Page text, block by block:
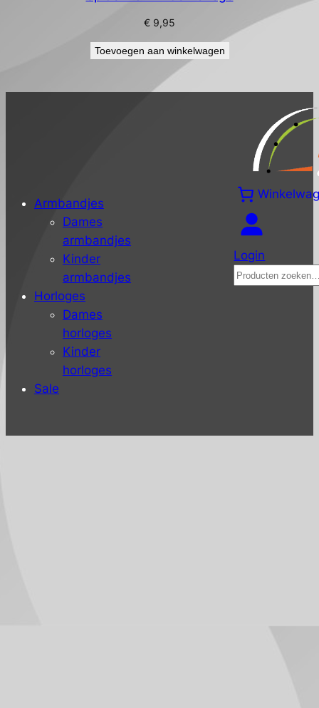
€ 9,95
Toevoegen aan winkelwagen
Armbandjes
Dames
armbandjes
Kinder
armbandjes
Horloges
Dames
horloges
Kinder
horloges
Sale
Login
Zoeken